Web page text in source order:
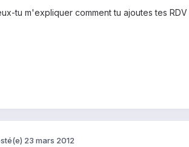
tu m'expliquer comment tu ajoutes tes RDV
23 mars 2012